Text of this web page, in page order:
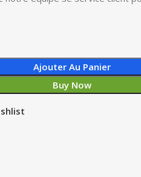
Ajouter Au Panier
Buy Now